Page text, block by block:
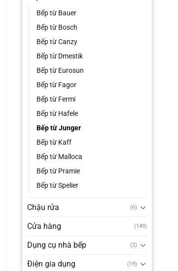
Bếp từ Bauer
Bếp từ Bosch
Bếp từ Canzy
Bếp từ Dmestik
Bếp từ Eurosun
Bếp từ Fagor
Bếp từ Fermi
Bếp từ Hafele
Bếp từ Junger
Bếp từ Kaff
Bếp từ Malloca
Bếp từ Pramie
Bếp từ Spelier
Chậu rửa (6)
Cửa hàng (149)
Dụng cụ nhà bếp (2)
Điện gia dụng (19)